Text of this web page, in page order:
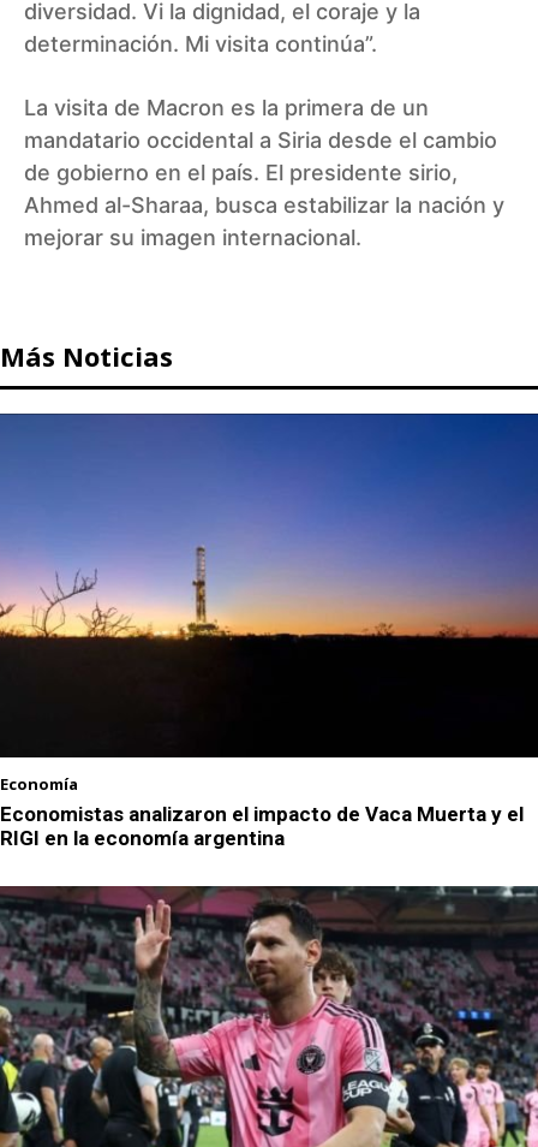
diversidad. Vi la dignidad, el coraje y la
determinación. Mi visita continúa”.
La visita de Macron es la primera de un
mandatario occidental a Siria desde el cambio
de gobierno en el país. El presidente sirio,
Ahmed al-Sharaa, busca estabilizar la nación y
mejorar su imagen internacional.
Más Noticias
Economía
Economistas analizaron el impacto de Vaca Muerta y el
RIGI en la economía argentina